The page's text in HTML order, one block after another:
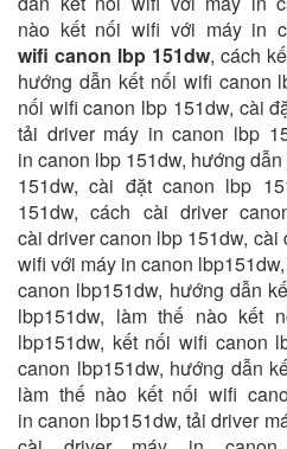
nào kết nối wifi với máy in
wifi canon lbp 151dw, cách
hướng dẫn kết nối wifi canon
nối wifi canon lbp 151dw, cài
tải driver máy in canon lbp
in canon lbp 151dw, hướng
151dw, cài đặt canon lbp
151dw, cách cài driver
cài driver canon lbp 151dw, cài
wifi với máy in canon
canon lbp151dw, hướng dẫn
lbp151dw, làm thế nào kết
lbp151dw, kết nối wifi canon
canon lbp151dw, hướng dẫn
làm thế nào kết nối wifi
in canon lbp151dw, tải driver